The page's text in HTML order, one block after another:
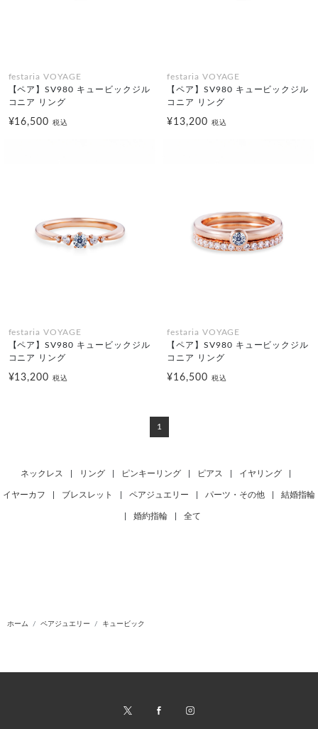
festaria VOYAGE
【ペア】SV980 キュービックジル
コニア リング
¥16,500税込
festaria VOYAGE
【ペア】SV980 キュービックジル
コニア リング
¥13,200 税込
festaria VOYAGE
【ペア】SV980 キュービックジル
コニア リング
¥13,200税込
festaria VOYAGE
【ペア】SV980 キュービックジル
コニア リング
¥16,500 税込
1
ネックレス リング ピンキーリング ピアス イヤリング
イヤーカフ ブレスレット ペアジュエリー パーツ・その他 結婚指輪
婚約指輪 全て
ホーム ペアジュエリー キュービック